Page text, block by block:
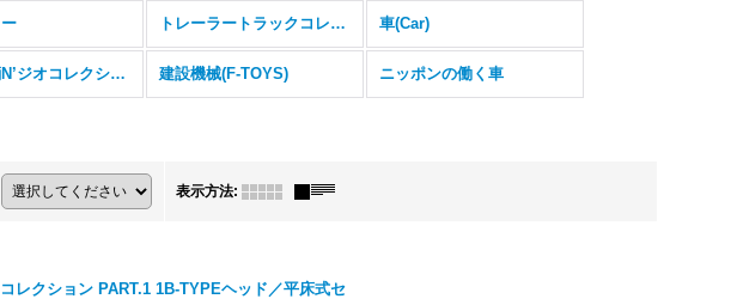
トレーラートラックコレクション 車(Car)
特殊車輌N’ジオコレクション 藤本ホビー 建設機械(F-TOYS) ニッポンの働く車
表示方法:
レクション PART.1 1B-TYPEヘッド／平床式セ